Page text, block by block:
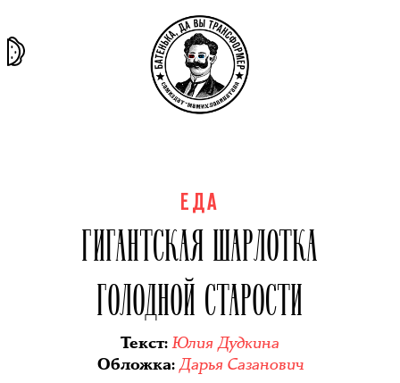
ЕДА
ГИГАНТСКАЯ ШАРЛОТКА
ГОЛОДНОЙ СТАРОСТИ
Текст:Юлия Дудкина
Обложка:Дарья Сазанович